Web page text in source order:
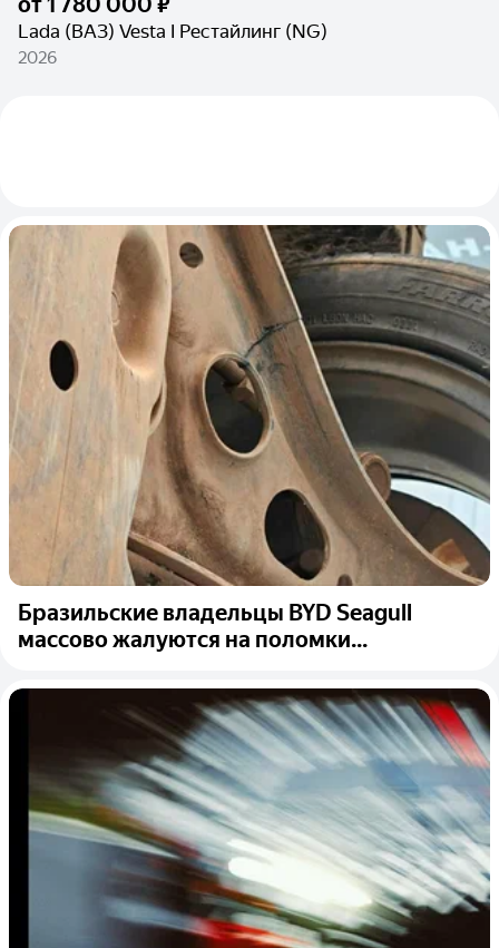
Lada (ВАЗ) Vesta I Рестайлинг (NG)
2026
Бразильские владельцы BYD Seagull
массово жалуются на поломки...